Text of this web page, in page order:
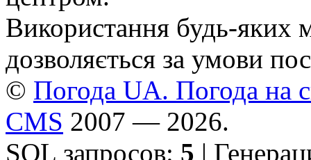
Використання будь-яких
дозволяється за умови
© Погода UA. Погода на
CMS 2007 — 2026.
SQL запросов: 5 |